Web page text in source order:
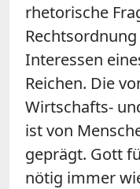
rhetorische
Interessen
Reichen. Die
Wirtschafts-
ist von
geprägt. Gott
nötig immer